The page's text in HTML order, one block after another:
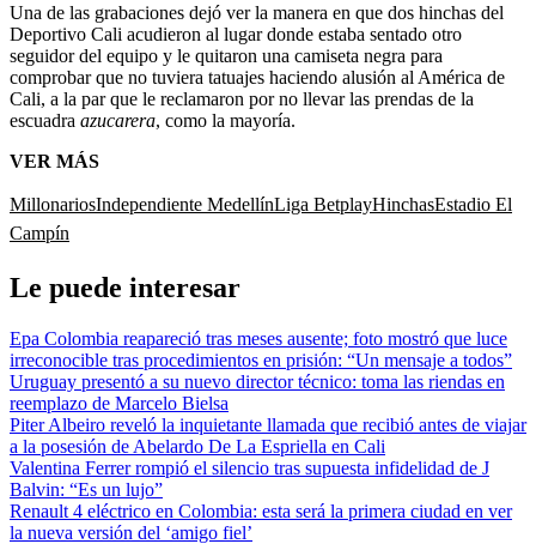
Una de las grabaciones dejó ver la manera en que dos hinchas del
Deportivo Cali acudieron al lugar donde estaba sentado otro
seguidor del equipo y le quitaron una camiseta negra para
comprobar que no tuviera tatuajes haciendo alusión al América de
Cali, a la par que le reclamaron por no llevar las prendas de la
escuadra azucarera, como la mayoría.
VER MÁS
MillonariosIndependiente MedellínLiga BetplayHinchasEstadio El
Campín
Le puede interesar
Epa Colombia reapareció tras meses ausente; foto mostró que luce
irreconocible tras procedimientos en prisión: “Un mensaje a todos”
Uruguay presentó a su nuevo director técnico: toma las riendas en
reemplazo de Marcelo Bielsa
Piter Albeiro reveló la inquietante llamada que recibió antes de viajar
a la posesión de Abelardo De La Espriella en Cali
Valentina Ferrer rompió el silencio tras supuesta infidelidad de J
Balvin: “Es un lujo”
Renault 4 eléctrico en Colombia: esta será la primera ciudad en ver
la nueva versión del ‘amigo fiel’